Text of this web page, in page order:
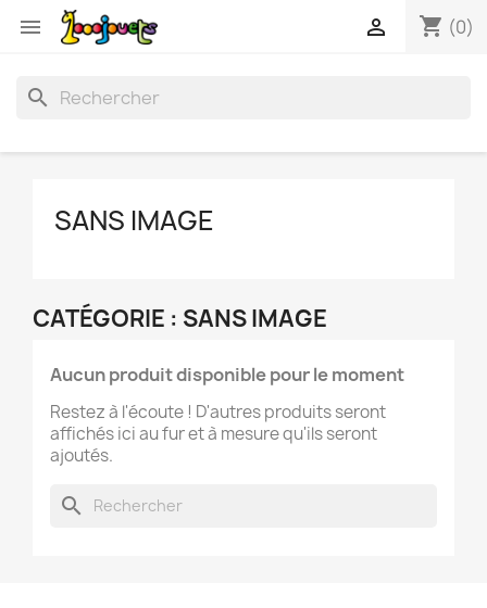
 shopping_cart (0)

search
SANS IMAGE
CATÉGORIE : SANS IMAGE
Aucun produit disponible pour le moment
Restez à l'écoute ! D'autres produits seront
affichés ici au fur et à mesure qu'ils seront
ajoutés.
search